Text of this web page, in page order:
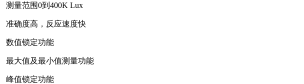
测量范围0到400K Lux
准确度高，反应速度快
数值锁定功能
最大值及最小值测量功能
峰值锁定功能